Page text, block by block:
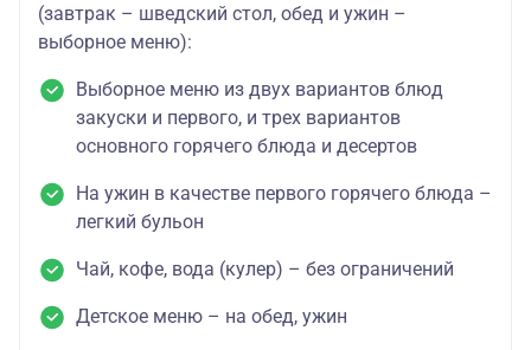
(завтрак – шведский стол, обед и ужин –
выборное меню):
Выборное меню из двух вариантов блюд
закуски и первого, и трех вариантов
основного горячего блюда и десертов
На ужин в качестве первого горячего блюда –
легкий бульон
Чай, кофе, вода (кулер) – без ограничений
Детское меню – на обед, ужин